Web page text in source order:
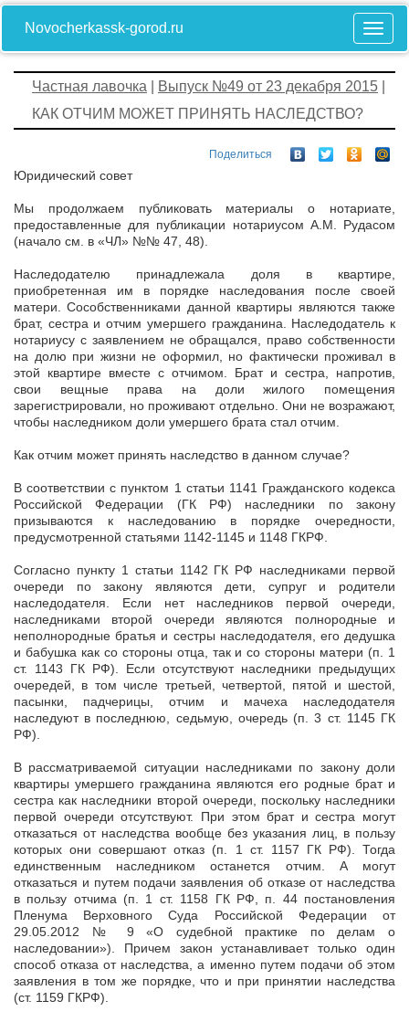
Novocherkassk-gorod.ru
Частная лавочка Выпуск №49 от 23 декабря 2015
КАК ОТЧИМ МОЖЕТ ПРИНЯТЬ НАСЛЕДСТВО?
Поделиться
Юридический совет
Мы продолжаем публиковать материалы о нотариате,
предоставленные для публикации нотариусом А.М. Рудасом
(начало см. в «ЧЛ» №№ 47, 48).
Наследодателю принадлежала доля в квартире,
приобретенная им в порядке наследования после своей
матери. Сособственниками данной квартиры являются также
брат, сестра и отчим умершего гражданина. Наследодатель к
нотариусу с заявлением не обращался, право собственности
на долю при жизни не оформил, но фактически проживал в
этой квартире вместе с отчимом. Брат и сестра, напротив,
свои вещные права на доли жилого помещения
зарегистрировали, но проживают отдельно. Они не возражают,
чтобы наследником доли умершего брата стал отчим.
Как отчим может принять наследство в данном случае?
В соответствии с пунктом 1 статьи 1141 Гражданского кодекса
Российской Федерации (ГК РФ) наследники по закону
призываются к наследованию в порядке очередности,
предусмотренной статьями 1142-1145 и 1148 ГКРФ.
Согласно пункту 1 статьи 1142 ГК РФ наследниками первой
очереди по закону являются дети, супруг и родители
наследодателя. Если нет наследников первой очереди,
наследниками второй очереди являются полнородные и
неполнородные братья и сестры наследодателя, его дедушка
и бабушка как со стороны отца, так и со стороны матери (п. 1
ст. 1143 ГК РФ). Если отсутствуют наследники предыдущих
очередей, в том числе третьей, четвертой, пятой и шестой,
пасынки, падчерицы, отчим и мачеха наследодателя
наследуют в последнюю, седьмую, очередь (п. 3 ст. 1145 ГК
РФ).
В рассматриваемой ситуации наследниками по закону доли
квартиры умершего гражданина являются его родные брат и
сестра как наследники второй очереди, поскольку наследники
первой очереди отсутствуют. При этом брат и сестра могут
отказаться от наследства вообще без указания лиц, в пользу
которых они совершают отказ (п. 1 ст. 1157 ГК РФ). Тогда
единственным наследником останется отчим. А могут
отказаться и путем подачи заявления об отказе от наследства
в пользу отчима (п. 1 ст. 1158 ГК РФ, п. 44 постановления
Пленума Верховного Суда Российской Федерации от
29.05.2012 № 9 «О судебной практике по делам о
наследовании»). Причем закон устанавливает только один
способ отказа от наследства, а именно путем подачи об этом
заявления в том же порядке, что и при принятии наследства
(ст. 1159 ГКРФ).